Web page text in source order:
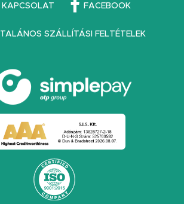
KAPCSOLAT FACEBOOK
SZÁLLÍTÁSI FELTÉTELEK